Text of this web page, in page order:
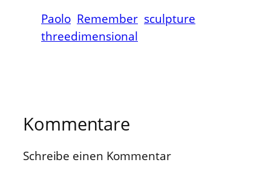
Paolo Remember sculpture
threedimensional
Kommentare
Schreibe einen Kommentar